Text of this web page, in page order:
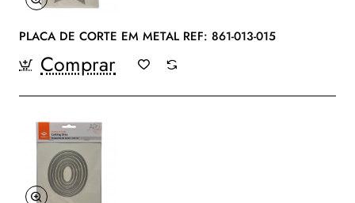
PLACA DE CORTE EM METAL REF: 861-013-015
Comprar